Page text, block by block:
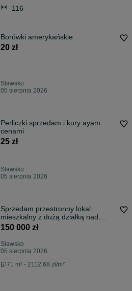
116
Borówki amerykańskie
20 zł
Sławsko
05 sierpnia 2026
Perliczki sprzedam i kury ayam
cenami
25 zł
Sławsko
05 sierpnia 2026
Sprzedam przestronny lokal
mieszkalny z dużą działką nad
rzeką – Sławsko, gm. Sławno
150 000 zł
Sławsko
05 sierpnia 2026
71 m² - 2112.68 zł/m²